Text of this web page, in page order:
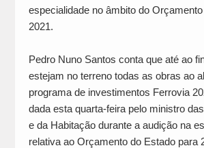
especialidade no âmbito do
2021.
Pedro Nuno Santos conta que até ao
estejam no terreno todas as obras ao
programa de investimentos Ferrovia
dada esta quarta-feira pelo ministro
e da Habitação durante a audição na
relativa ao Orçamento do Estado para